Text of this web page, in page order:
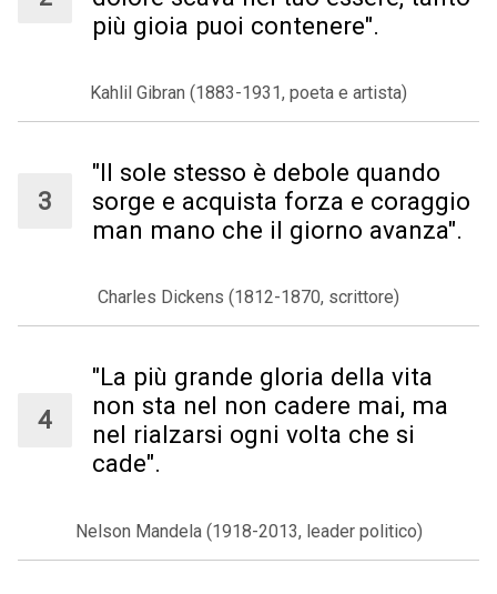
più gioia puoi contenere".
Kahlil Gibran (1883-1931, poeta e artista)
"Il sole stesso è debole quando
sorge e acquista forza e coraggio
man mano che il giorno avanza".
Charles Dickens (1812-1870, scrittore)
"La più grande gloria della vita
non sta nel non cadere mai, ma
nel rialzarsi ogni volta che si
cade".
Nelson Mandela (1918-2013, leader politico)